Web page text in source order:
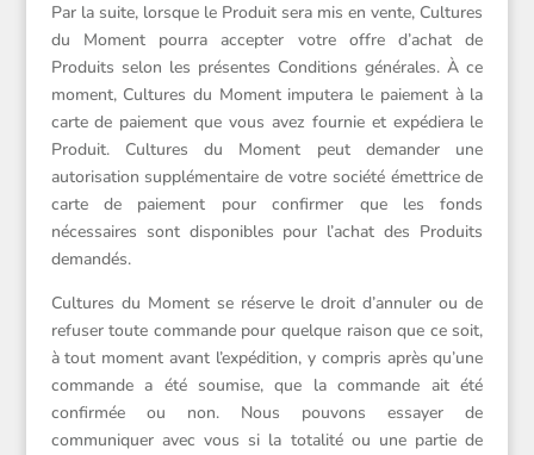
Par la suite, lorsque le Produit sera mis en vente, Cultures
du Moment pourra accepter votre offre d’achat de
Produits selon les présentes Conditions générales. À ce
moment, Cultures du Moment imputera le paiement à la
carte de paiement que vous avez fournie et expédiera le
Produit. Cultures du Moment peut demander une
autorisation supplémentaire de votre société émettrice de
carte de paiement pour confirmer que les fonds
nécessaires sont disponibles pour l’achat des Produits
demandés.
Cultures du Moment se réserve le droit d’annuler ou de
refuser toute commande pour quelque raison que ce soit,
à tout moment avant l’expédition, y compris après qu’une
commande a été soumise, que la commande ait été
confirmée ou non. Nous pouvons essayer de
communiquer avec vous si la totalité ou une partie de